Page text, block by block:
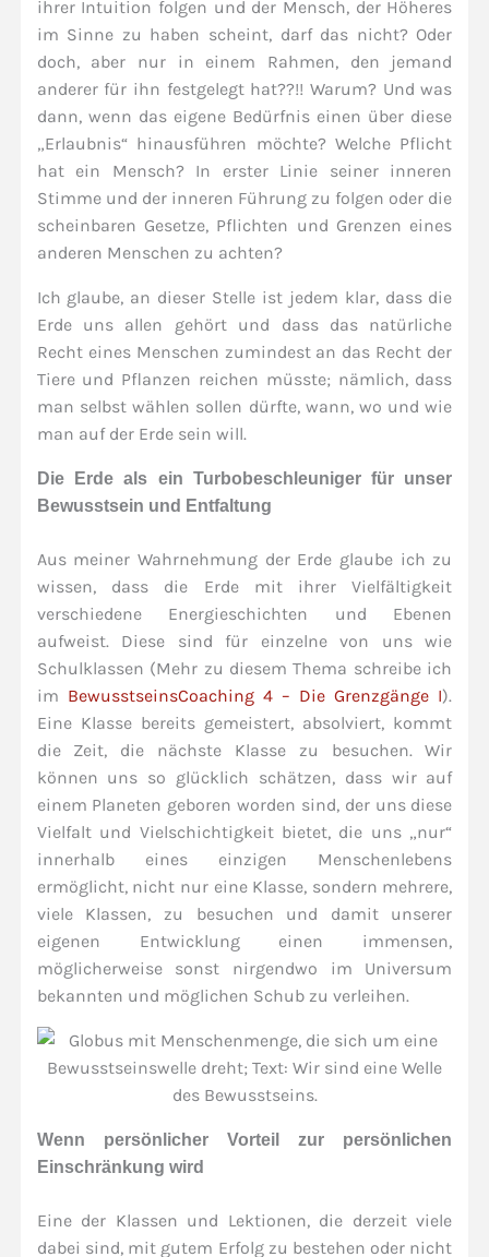
ihrer Intuition folgen und der Mensch, der Höheres
im Sinne zu haben scheint, darf das nicht? Oder
doch, aber nur in einem Rahmen, den jemand
anderer für ihn festgelegt hat??!! Warum? Und was
dann, wenn das eigene Bedürfnis einen über diese
„Erlaubnis“ hinausführen möchte? Welche Pflicht
hat ein Mensch? In erster Linie seiner inneren
Stimme und der inneren Führung zu folgen oder die
scheinbaren Gesetze, Pflichten und Grenzen eines
anderen Menschen zu achten?
Ich glaube, an dieser Stelle ist jedem klar, dass die
Erde uns allen gehört und dass das natürliche
Recht eines Menschen zumindest an das Recht der
Tiere und Pflanzen reichen müsste; nämlich, dass
man selbst wählen sollen dürfte, wann, wo und wie
man auf der Erde sein will.
Die Erde als ein Turbobeschleuniger für unser
Bewusstsein und Entfaltung
Aus meiner Wahrnehmung der Erde glaube ich zu
wissen, dass die Erde mit ihrer Vielfältigkeit
verschiedene Energieschichten und Ebenen
aufweist. Diese sind für einzelne von uns wie
Schulklassen (Mehr zu diesem Thema schreibe ich
im BewusstseinsCoaching 4 – Die Grenzgänge I).
Eine Klasse bereits gemeistert, absolviert, kommt
die Zeit, die nächste Klasse zu besuchen. Wir
können uns so glücklich schätzen, dass wir auf
einem Planeten geboren worden sind, der uns diese
Vielfalt und Vielschichtigkeit bietet, die uns „nur“
innerhalb eines einzigen Menschenlebens
ermöglicht, nicht nur eine Klasse, sondern mehrere,
viele Klassen, zu besuchen und damit unserer
eigenen Entwicklung einen immensen,
möglicherweise sonst nirgendwo im Universum
bekannten und möglichen Schub zu verleihen.
Wenn persönlicher Vorteil zur persönlichen
Einschränkung wird
Eine der Klassen und Lektionen, die derzeit viele
dabei sind, mit gutem Erfolg zu bestehen oder nicht